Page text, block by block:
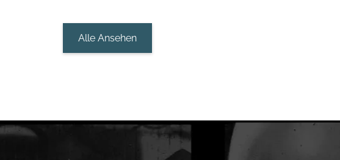
Alle Ansehen